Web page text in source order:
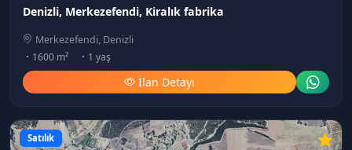
Denizli, Merkezefendi, Kiralık fabrika
Merkezefendi, Denizli
1600 m²
1 yaş
İlan Detayı
Satılık